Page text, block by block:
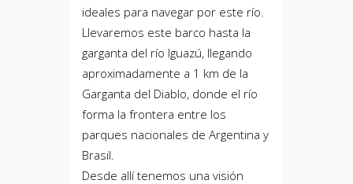
ideales para navegar por este río.
Llevaremos este barco hasta la
garganta del río Iguazú, llegando
aproximadamente a 1 km de la
Garganta del Diablo, donde el río
forma la frontera entre los
parques nacionales de Argentina y
Brasil.
Desde allí tenemos una visión